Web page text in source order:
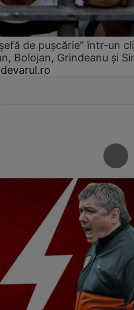
de pușcărie” într-un
Bolojan, Grindeanu și